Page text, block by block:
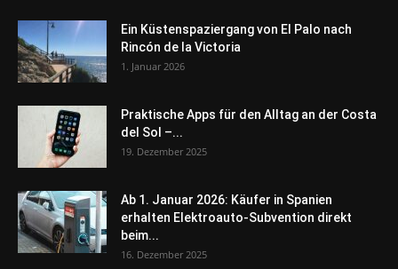
Ein Küstenspaziergang von El Palo nach
Rincón de la Victoria
1. Januar 2026
Praktische Apps für den Alltag an der Costa
del Sol –...
19. Dezember 2025
Ab 1. Januar 2026: Käufer in Spanien
erhalten Elektroauto-Subvention direkt
beim...
16. Dezember 2025